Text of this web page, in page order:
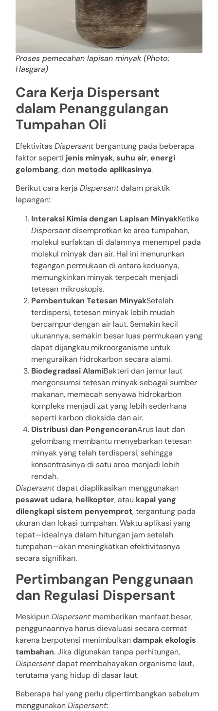
Proses pemecahan lapisan minyak (Photo:
Hasgara)
Cara Kerja Dispersant
dalam Penanggulangan
Tumpahan Oli
EfektivitasDispersantbergantung pada beberapa
faktor seperti jenis minyak,suhu air,energi
gelombang, dan metode aplikasinya.
Berikut cara kerja Dispersantdalam praktik
lapangan:
Interaksi Kimia dengan Lapisan MinyakKetika
Dispersantdisemprotkan ke area tumpahan,
molekul surfaktan di dalamnya menempel pada
molekul minyak dan air. Hal ini menurunkan
tegangan permukaan di antara keduanya,
memungkinkan minyak terpecah menjadi
tetesan mikroskopis.
Pembentukan Tetesan MinyakSetelah
terdispersi, tetesan minyak lebih mudah
bercampur dengan air laut. Semakin kecil
ukurannya, semakin besar luas permukaan yang
dapat dijangkau mikroorganisme untuk
menguraikan hidrokarbon secara alami.
Biodegradasi AlamiBakteri dan jamur laut
mengonsumsi tetesan minyak sebagai sumber
makanan, memecah senyawa hidrokarbon
kompleks menjadi zat yang lebih sederhana
seperti karbon dioksida dan air.
Distribusi dan PengenceranArus laut dan
gelombang membantu menyebarkan tetesan
minyak yang telah terdispersi, sehingga
konsentrasinya di satu area menjadi lebih
rendah.
Dispersantdapat diaplikasikan menggunakan
pesawat udara, helikopter, atau kapal yang
dilengkapi sistem penyemprot, tergantung pada
ukuran dan lokasi tumpahan. Waktu aplikasi yang
tepat—idealnya dalam hitungan jam setelah
tumpahan—akan meningkatkan efektivitasnya
secara signifikan.
Pertimbangan Penggunaan
dan Regulasi Dispersant
MeskipunDispersantmemberikan manfaat besar,
penggunaannya harus dievaluasi secara cermat
karena berpotensi menimbulkandampak ekologis
tambahan. Jika digunakan tanpa perhitungan,
Dispersantdapat membahayakan organisme laut,
terutama yang hidup di dasar laut.
Beberapa hal yang perlu dipertimbangkan sebelum
menggunakanDispersant: